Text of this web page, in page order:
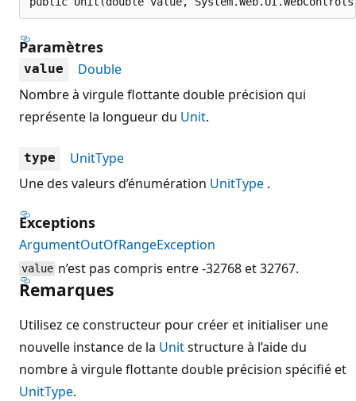
Paramètres
value
Double
Nombre à virgule flottante double précision qui
représente la longueur du Unit.
type
UnitType
Une des valeurs d’énumération UnitType .
Exceptions
ArgumentOutOfRangeException
value n’est pas compris entre -32768 et 32767.
Remarques
Utilisez ce constructeur pour créer et initialiser une
nouvelle instance de la Unitstructure à l’aide du
nombre à virgule flottante double précision spécifié et
UnitType.